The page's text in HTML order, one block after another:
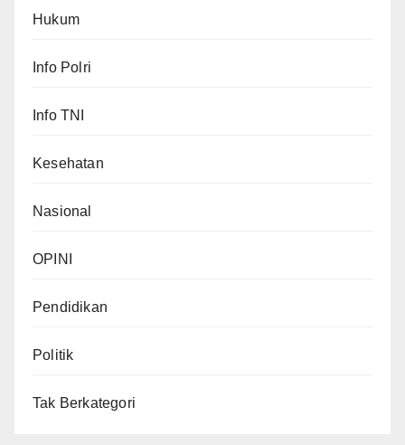
Hukum
Info Polri
Info TNI
Kesehatan
Nasional
OPINI
Pendidikan
Politik
Tak Berkategori